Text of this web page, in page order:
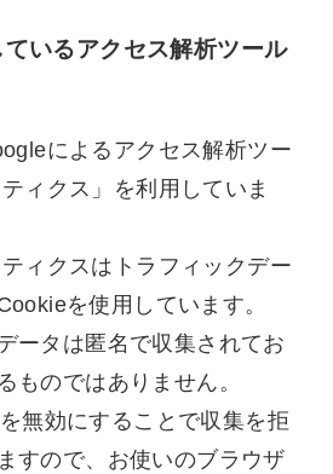
いるアクセス解析ツール
によるアクセス解析ツー
ィクス」を利用していま
ィクスはトラフィックデー
を使用しています。
ータは匿名で収集されてお
ものではありません。
無効にすることで収集を拒
すので、お使いのブラウザ